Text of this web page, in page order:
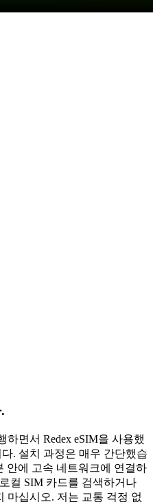
면서 Redex eSIM을 사용했
. 설치 과정은 매우 간단했습
안에 고속 네트워크에 연결하
컬 SIM 카드를 검색하거나
마십시오. 저는 교통 걱정 없